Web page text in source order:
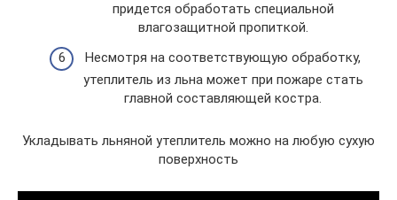
придется обработать специальной
влагозащитной пропиткой.
Несмотря на соответствующую обработку,
утеплитель из льна может при пожаре стать
главной составляющей костра.
Укладывать льняной утеплитель можно на любую сухую
поверхность